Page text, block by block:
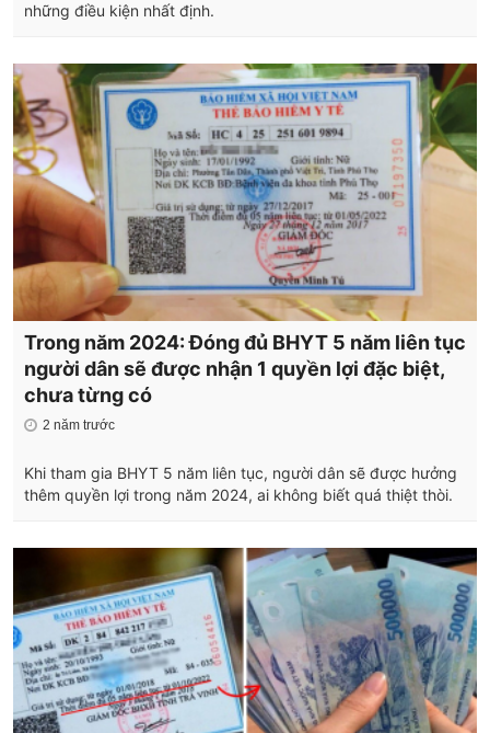
những điều kiện nhất định.
Trong năm 2024: Đóng đủ BHYT 5 năm liên tục
người dân sẽ được nhận 1 quyền lợi đặc biệt,
chưa từng có
2 năm trước
Khi tham gia BHYT 5 năm liên tục, người dân sẽ được hưởng
thêm quyền lợi trong năm 2024, ai không biết quá thiệt thòi.